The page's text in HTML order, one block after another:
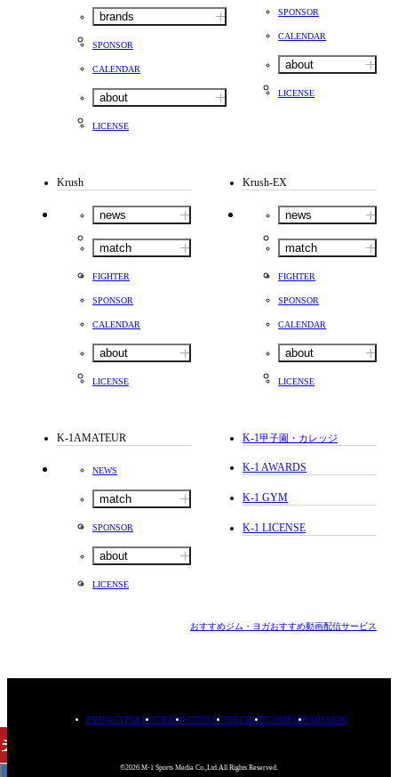
チケット
brands
SPONSOR
CALENDAR
about
LICENSE
SPONSOR
CALENDAR
about
LICENSE
Krush
news
match
FIGHTER
SPONSOR
CALENDAR
about
LICENSE
Krush-EX
news
match
FIGHTER
SPONSOR
CALENDAR
about
LICENSE
K-1AMATEUR
NEWS
match
SPONSOR
about
LICENSE
K-1甲子園・カレッジ
K-1 AWARDS
K-1 GYM
K-1 LICENSE
おすすめジム・ヨガおすすめ動画配信サービス
PRIVACYPOLICYTERMSCONTACTRECRUITCOMPANYMISSION
©2026.M-1 Sports Media Co.,Ltd.All Rights Reserved.